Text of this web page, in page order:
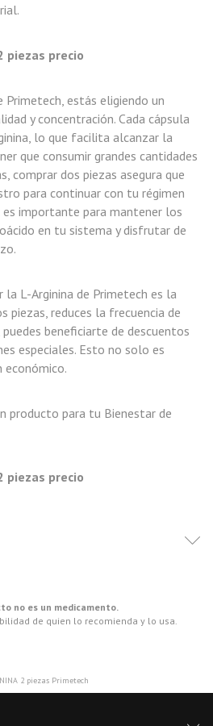
piezas precio
Primetech, estás eligiendo un
y concentración. Cada cápsula
lo que facilita alcanzar la
que consumir grandes cantidades
comprar dos piezas asegura que
para continuar con tu régimen
importante para mantener los
en tu sistema y disfrutar de
L-Arginina de Primetech es la
piezas, reduces la frecuencia de
beneficiarte de descuentos
especiales. Esto no solo es
económico.
producto para tu Bienestar de
piezas precio
no es un medicamento.
de quien lo recomienda y lo usa.
2 piezas Primetech